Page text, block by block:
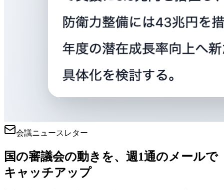
会議ニュースレター
国の審議会の動きを、週1通のメールで
キャッチアップ